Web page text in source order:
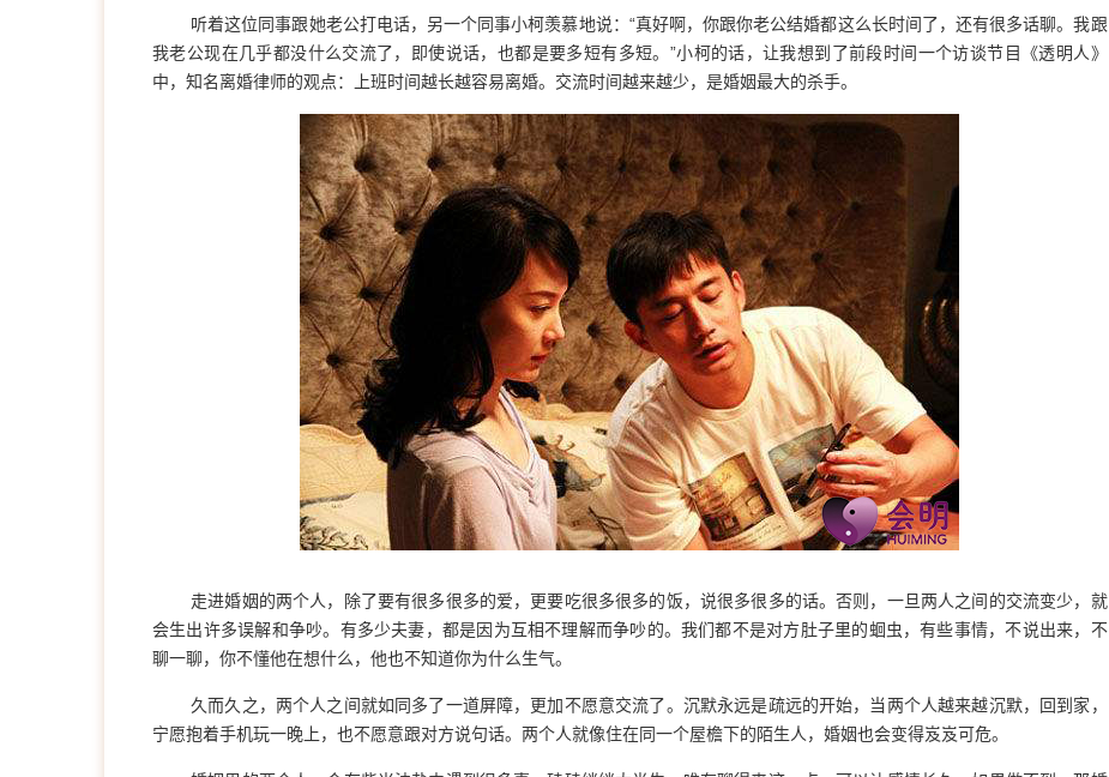
听着这位同事跟她老公打电话，另一个同事小柯羡慕地说：“真好啊，你跟你老公结婚都这么长时间了，还有很多话聊。我跟
我老公现在几乎都没什么交流了，即使说话，也都是要多短有多短。”小柯的话，让我想到了前段时间一个访谈节目《透明人》
中，知名离婚律师的观点：上班时间越长越容易离婚。交流时间越来越少，是婚姻最大的杀手。
走进婚姻的两个人，除了要有很多很多的爱，更要吃很多很多的饭，说很多很多的话。否则，一旦两人之间的交流变少，就
会生出许多误解和争吵。有多少夫妻，都是因为互相不理解而争吵的。我们都不是对方肚子里的蛔虫，有些事情，不说出来，不
聊一聊，你不懂他在想什么，他也不知道你为什么生气。
久而久之，两个人之间就如同多了一道屏障，更加不愿意交流了。沉默永远是疏远的开始，当两个人越来越沉默，回到家，
宁愿抱着手机玩一晚上，也不愿意跟对方说句话。两个人就像住在同一个屋檐下的陌生人，婚姻也会变得岌岌可危。